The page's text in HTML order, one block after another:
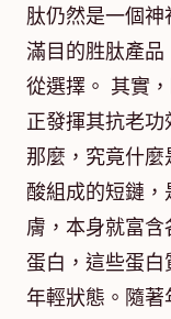
肽仍然是一個
滿目的胜肽產
從選擇。 其實
正發揮其抗老功
那麼，究竟什
酸組成的短鏈
膚，本身就富
蛋白，這些蛋
年輕狀態。隨